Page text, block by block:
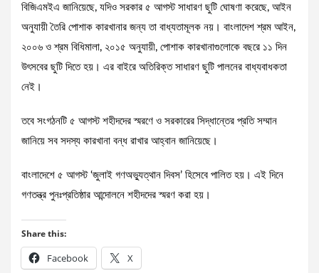
বিজিএমইএ জানিয়েছে, যদিও সরকার ৫ আগস্ট সাধারণ ছুটি ঘোষণা করেছে, আইন
অনুযায়ী তৈরি পোশাক কারখানার জন্য তা বাধ্যতামূলক নয়। বাংলাদেশ শ্রম আইন,
২০০৬ ও শ্রম বিধিমালা, ২০১৫ অনুযায়ী, পোশাক কারখানাগুলোকে বছরে ১১ দিন
উৎসবের ছুটি দিতে হয়। এর বাইরে অতিরিক্ত সাধারণ ছুটি পালনের বাধ্যবাধকতা
নেই।
তবে সংগঠনটি ৫ আগস্ট শহীদদের স্মরণে ও সরকারের সিদ্ধান্তের প্রতি সম্মান
জানিয়ে সব সদস্য কারখানা বন্ধ রাখার আহ্বান জানিয়েছে।
বাংলাদেশে ৫ আগস্ট ‘জুলাই গণঅভ্যুত্থান দিবস’ হিসেবে পালিত হয়। এই দিনে
গণতন্ত্র পুনঃপ্রতিষ্ঠার আন্দোলনে শহীদদের স্মরণ করা হয়।
Share this:
Facebook X